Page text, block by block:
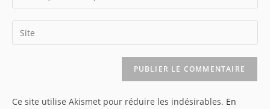
comment
your
email
address
Saisir
l’URL
(facultatif)
Ce site utilise Akismet pour réduire les indésirables. En